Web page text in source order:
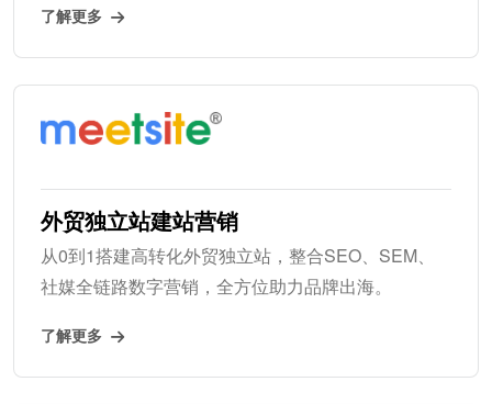
了解更多
外贸独立站建站营销
从0到1搭建高转化外贸独立站，整合SEO、SEM、
社媒全链路数字营销，全方位助力品牌出海。
了解更多